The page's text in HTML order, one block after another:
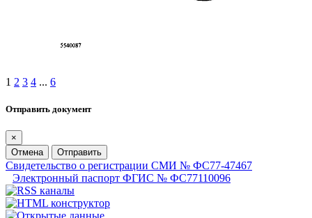
1 2 3 4 ... 6
Отправить документ
×
Отмена
Отправить
Свидетельство о регистрации СМИ № ФС77-47467
Электронный паспорт ФГИС № ФС77110096